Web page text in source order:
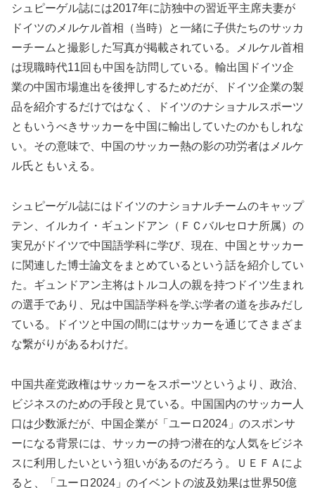
シュピーゲル誌には2017年に訪独中の習近平主席夫妻が
ドイツのメルケル首相（当時）と一緒に子供たちのサッカ
ーチームと撮影した写真が掲載されている。メルケル首相
は現職時代11回も中国を訪問している。輸出国ドイツ企
業の中国市場進出を後押しするためだが、ドイツ企業の製
品を紹介するだけではなく、ドイツのナショナルスポーツ
ともいうべきサッカーを中国に輸出していたのかもしれな
い。その意味で、中国のサッカー熱の影の功労者はメルケ
ル氏ともいえる。
シュピーゲル誌にはドイツのナショナルチームのキャップ
テン、イルカイ・ギュンドアン（ＦＣバルセロナ所属）の
実兄がドイツで中国語学科に学び、現在、中国とサッカー
に関連した博士論文をまとめているという話を紹介してい
た。ギュンドアン主将はトルコ人の親を持つドイツ生まれ
の選手であり、兄は中国語学科を学ぶ学者の道を歩みだし
ている。ドイツと中国の間にはサッカーを通じてさまざま
な繋がりがあるわけだ。
中国共産党政権はサッカーをスポーツというより、政治、
ビジネスのための手段と見ている。中国国内のサッカー人
口は少数派だが、中国企業が「ユーロ2024」のスポンサ
ーになる背景には、サッカーの持つ潜在的な人気をビジネ
スに利用したいという狙いがあるのだろう。ＵＥＦＡによ
ると、「ユーロ2024」のイベントの波及効果は世界50億